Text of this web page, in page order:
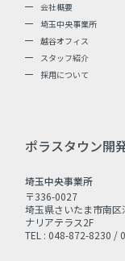
会社概要
埼玉中央事業所
越谷オフィス
スタッフ紹介
採用について
ポラスタウン開
埼玉中央事業所
〒336-0027
埼玉県さいたま市南区
ナリアテラス2F
TEL : 048-872-8230 /